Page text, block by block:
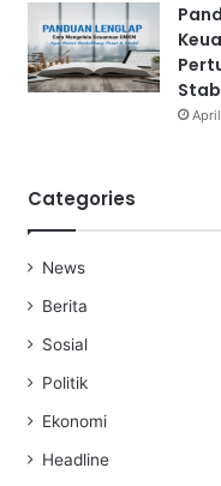
Categories
News
Berita
Sosial
Politik
Ekonomi
Headline